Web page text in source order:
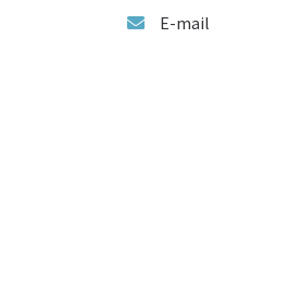
E-mail